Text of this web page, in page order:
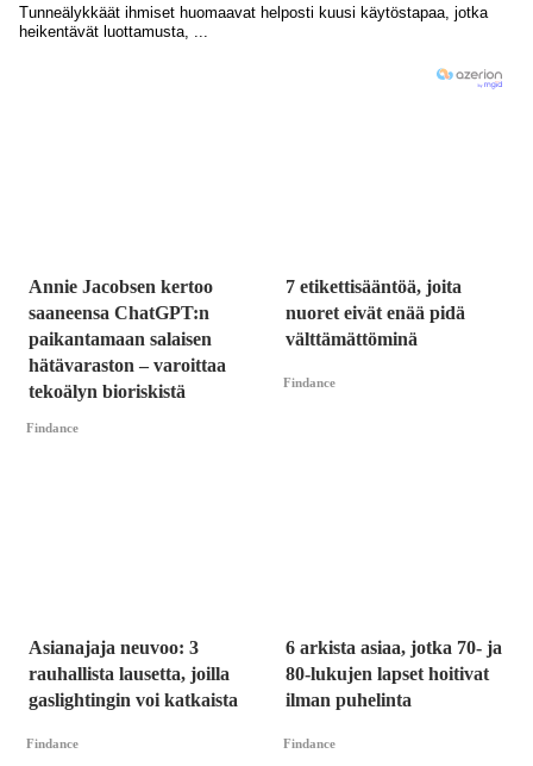
Annie Jacobsen kertoo
saaneensa ChatGPT:n
paikantamaan salaisen
hätävaraston – varoittaa
tekoälyn bioriskistä
Findance
7 etikettisääntöä, joita
nuoret eivät enää pidä
välttämättöminä
Findance
Asianajaja neuvoo: 3
rauhallista lausetta, joilla
gaslightingin voi katkaista
Findance
6 arkista asiaa, jotka 70- ja
80-lukujen lapset hoitivat
ilman puhelinta
Findance